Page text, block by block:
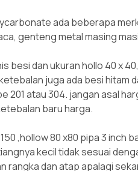
ada beberapa
genteng metal masing
besi dan ukuran hollo 40 x
juga ada besi hitam
201 atau 304. jangan asal
baru harga.
,hollow 80 x80 pipa 3 inch
kecil tidak sesuai
rangka dan atap apalagi